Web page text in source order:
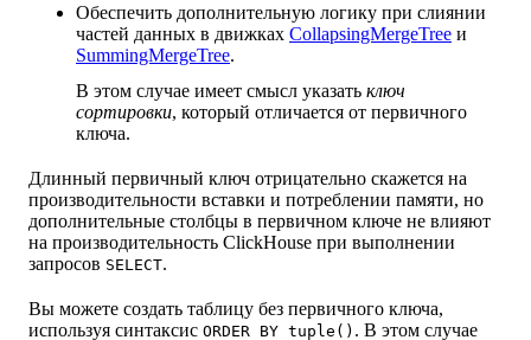
Обеспечить дополнительную логику при слиянии
частей данных в движках CollapsingMergeTree и
SummingMergeTree.
В этом случае имеет смысл указать ключ
сортировки, который отличается от первичного
ключа.
Длинный первичный ключ отрицательно скажется на
производительности вставки и потреблении памяти, но
дополнительные столбцы в первичном ключе не влияют
на производительность ClickHouse при выполнении
запросов SELECT.
Вы можете создать таблицу без первичного ключа,
используя синтаксис ORDER BY tuple() . В этом случае